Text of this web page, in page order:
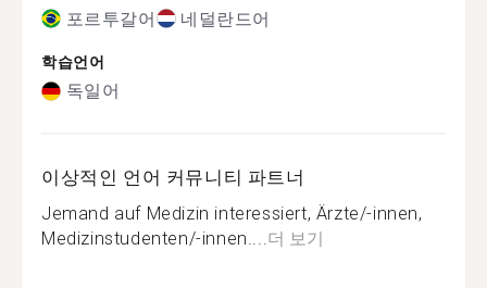
포르투갈어 네덜란드어
학습언어
독일어
이상적인 언어 커뮤니티 파트너
Jemand auf Medizin interessiert, Ärzte/-innen,
Medizinstudenten/-innen....더 보기